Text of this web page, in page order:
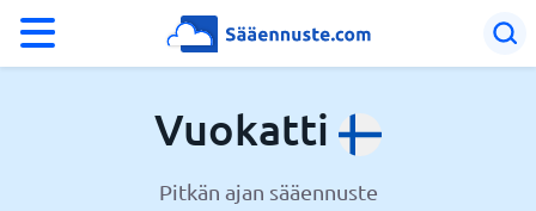
Vuokatti
Pitkän ajan sääennuste